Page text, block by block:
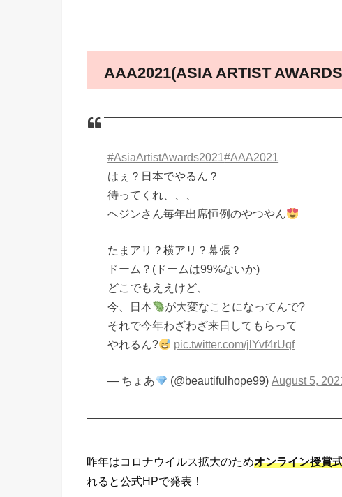
AAA2021(ASIA ARTIST
#AsiaArtistAwards2021#AAA2021
はぇ？日本でやるん？
待ってくれ、、、
ヘジンさん毎年出席恒例のやつやん
たまアリ？横アリ？幕張？
ドーム？(ドームは99%ないか)
どこでもええけど、
今、日本
が大変なことになってんで?
それで今年わざわざ来日してもらって
やれるん?
pic.twitter.com/jlYvf4rUqf
— ちょあ (@beautifulhope99) August 5,
昨年はコロナウイルス拡大のためオンライン授賞
れると公式HPで発表！